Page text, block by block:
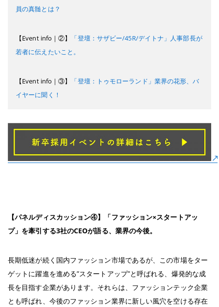
員の真髄とは？
【Event info｜②】
「登壇：サザビー/45R/デイトナ」人事部長が
若者に伝えたいこと。
【Event info｜③】
「登壇：トゥモローランド」業界の花形、バ
イヤーに聞く！
【パネルディスカッション④】「ファッション×スタートアッ
プ」を牽引する3社のCEOが語る、業界の今後。
長期低迷が続く国内ファッション市場であるが、この市場をター
ゲットに躍進を進める”スタートアップ”と呼ばれる、爆発的な成
長を目指す企業があります。それらは、ファッションテック企業
とも呼ばれ、今後のファッション業界に新しい風穴を空ける存在